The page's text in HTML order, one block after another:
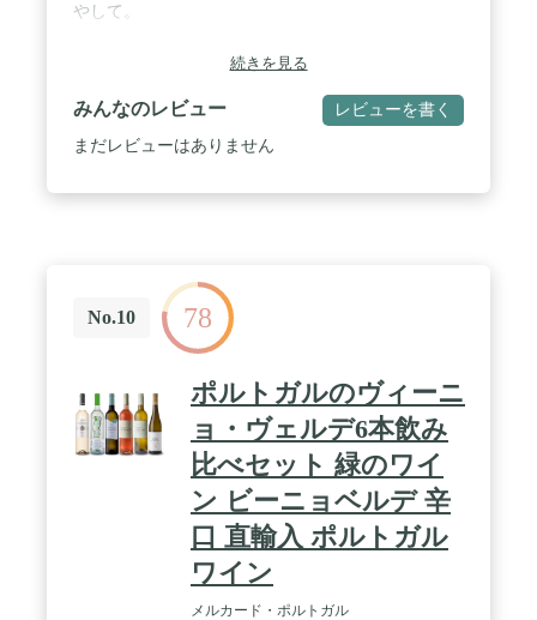
やして。
続きを見る
みんなのレビュー レビューを書く
まだレビューはありません
No.10 78
ポルトガルのヴィーニ
ョ・ヴェルデ6本飲み
比べセット 緑のワイ
ン ビーニョベルデ 辛
口 直輸入 ポルトガル
ワイン
メルカード・ポルトガル